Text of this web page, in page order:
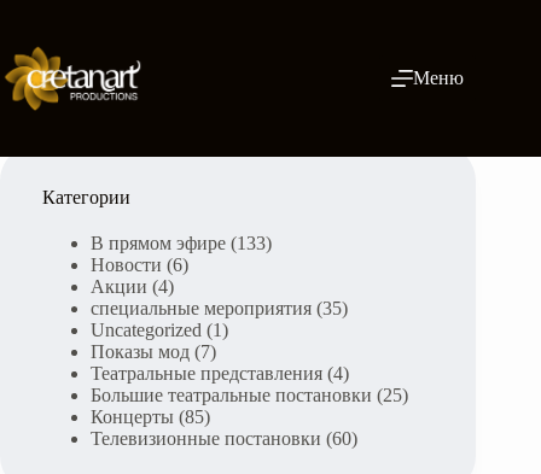
content
Меню
Категории
В прямом эфире (133)
Новости (6)
Акции (4)
специальные мероприятия (35)
Uncategorized (1)
Показы мод (7)
Театральные представления (4)
Большие театральные постановки (25)
Концерты (85)
Телевизионные постановки (60)